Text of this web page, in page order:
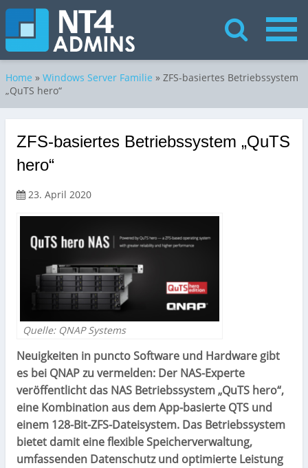
Home » Windows Server Familie » ZFS-basiertes Betriebssystem
„QuTS hero“
ZFS-basiertes Betriebssystem „QuTS
hero“
23. April 2020
Quelle: QNAP Systems
Neuigkeiten in puncto Software und Hardware gibt
es bei QNAP zu vermelden: Der NAS-Experte
veröffentlicht das NAS Betriebssystem „QuTS hero“,
eine Kombination aus dem App-basierte QTS und
einem 128-Bit-ZFS-Dateisystem. Das Betriebssystem
bietet damit eine flexible Speicherverwaltung,
umfassenden Datenschutz und optimierte Leistung